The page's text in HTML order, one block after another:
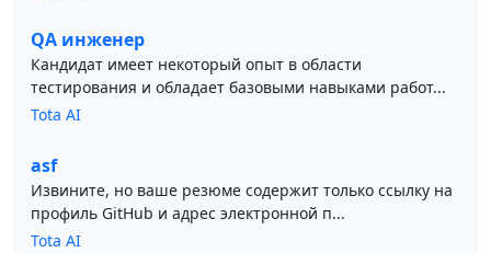
QA инженер
Кандидат имеет некоторый опыт в области
тестирования и обладает базовыми навыками работ...
Tota AI
asf
Извините, но ваше резюме содержит только ссылку на
профиль GitHub и адрес электронной п...
Tota AI